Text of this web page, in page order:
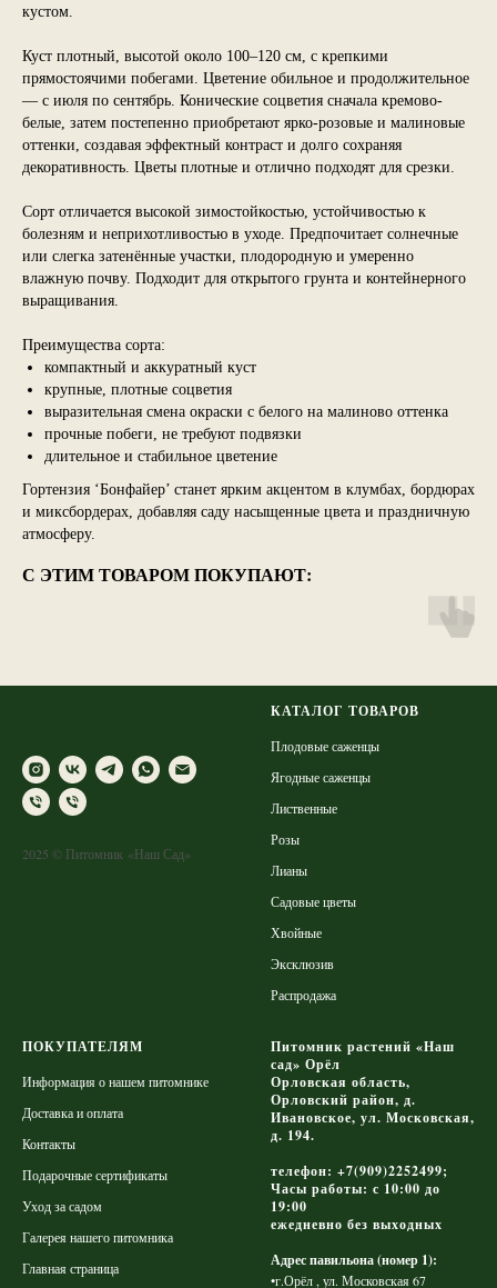
кустом.
Куст плотный, высотой около 100–120 см, с крепкими
прямостоячими побегами. Цветение обильное и продолжительное
— с июля по сентябрь. Конические соцветия сначала кремово-
белые, затем постепенно приобретают ярко-розовые и малиновые
оттенки, создавая эффектный контраст и долго сохраняя
декоративность. Цветы плотные и отлично подходят для срезки.
Сорт отличается высокой зимостойкостью, устойчивостью к
болезням и неприхотливостью в уходе. Предпочитает солнечные
или слегка затенённые участки, плодородную и умеренно
влажную почву. Подходит для открытого грунта и контейнерного
выращивания.
Преимущества сорта:
компактный и аккуратный куст
крупные, плотные соцветия
выразительная смена окраски с белого на малиново оттенка
прочные побеги, не требуют подвязки
длительное и стабильное цветение
Гортензия ‘Бонфайер’ станет ярким акцентом в клумбах, бордюрах
и миксбордерах, добавляя саду насыщенные цвета и праздничную
атмосферу.
С ЭТИМ ТОВАРОМ ПОКУПАЮТ:
2025 © Питомник «Наш Сад»
КАТАЛОГ ТОВАРОВ
Плодовые саженцы
Ягодные саженцы
Лиственные
Розы
Лианы
Садовые цветы
Хвойные
Эксклюзив
Распродажа
ПОКУПАТЕЛЯМ
Информация о нашем питомнике
Доставка и оплата
Контакты
Подарочные сертификаты
Уход за садом
Галерея нашего питомника
Главная страница
Питомник растений «Наш
сад» Орёл
Орловская область,
Орловский район, д.
Ивановское, ул. Московская,
д. 194.
телефон: +7(909)2252499;
Часы работы: с 10:00 до
19:00
ежедневно без выходных
Адрес павильона (номер 1):
•г.Орёл , ул. Московская 67